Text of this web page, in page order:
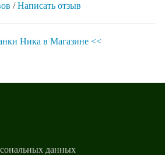
/Написать отзыв
Ника в Магазине <<
данных